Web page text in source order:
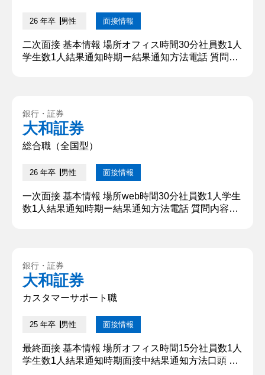
26 年卒 男性 面接情報
二次面接 基本情報 場所オフィス時間30分社員数1人
学生数1人結果通知時期ー結果通知方法電話 質問内
〇」で表彰があることがあるよというアドバイス
【深堀質問回答】 成果を出しその場に立てるように
努力します ②...
銀行・証券
大和証券
総合職（全国型）
26 年卒 男性 面接情報
一次面接 基本情報 場所web時間30分社員数1人学生
数1人結果通知時期ー結果通知方法電話 質問内容・
か。 【深堀質問回答】 サークルには120人程所属し
ていたので、グループ分けをする際の班長として、
グループ...
銀行・証券
大和証券
カスタマーサポート職
25 年卒 男性 面接情報
最終面接 基本情報 場所オフィス時間15分社員数1人
学生数1人結果通知時期面接中結果通知方法口頭 質